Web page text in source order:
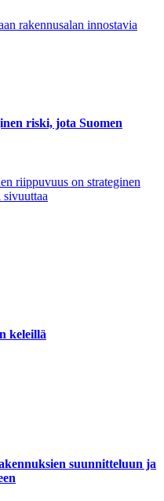
rakennusalan innostavia
riski, jota Suomen
riippuvuus on strateginen
keleillä
suunnitteluun ja